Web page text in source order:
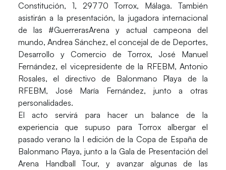
Constitución, 1, 29770 Torrox, Málaga. También
asistirán a la presentación, la jugadora internacional
de las #GuerrerasArena y actual campeona del
mundo, Andrea Sánchez, el concejal de de Deportes,
Desarrollo y Comercio de Torrox,José Manuel
Fernández, el vicepresidente de la RFEBM,Antonio
Rosales, el directivo de Balonmano Playa de la
RFEBM, José María Fernández, junto a otras
personalidades.
El acto servirá para hacer un balance de la
experiencia que supuso para Torrox albergar el
pasado verano la I edición de la Copa de España de
Balonmano Playa, junto a la Gala de Presentación del
Arena Handball Tour, y avanzar algunas de las